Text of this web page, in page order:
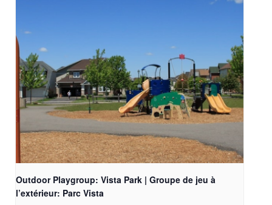
Outdoor Playgroup: Vista Park | Groupe de jeu à
l’extérieur: Parc Vista